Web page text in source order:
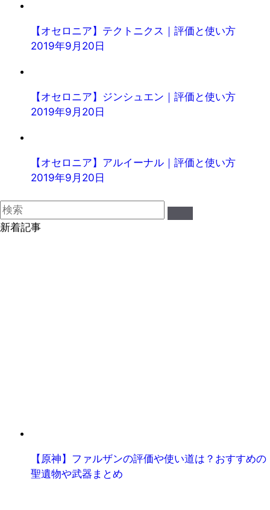
【オセロニア】テクトニクス｜評価と使い方
2019年9月20日
【オセロニア】ジンシュエン｜評価と使い方
2019年9月20日
【オセロニア】アルイーナル｜評価と使い方
2019年9月20日
新着記事
【原神】ファルザンの評価や使い道は？おすすめの
聖遺物や武器まとめ